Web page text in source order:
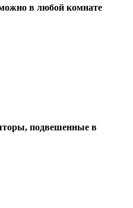
в любой комнате
подвешенные в